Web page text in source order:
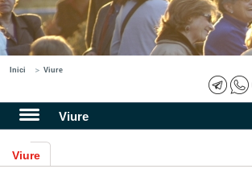
Inici Viure
Viure
Viure